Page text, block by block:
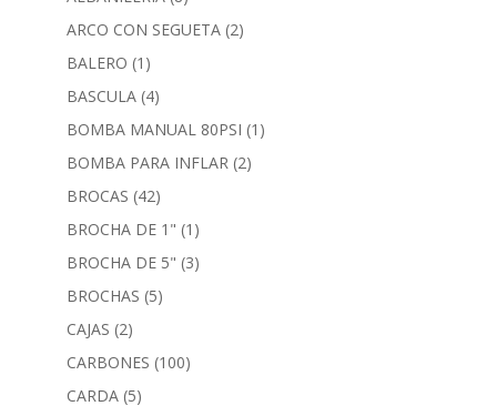
ARCO CON SEGUETA (2)
BALERO (1)
BASCULA (4)
BOMBA MANUAL 80PSI (1)
BOMBA PARA INFLAR (2)
BROCAS (42)
BROCHA DE 1" (1)
BROCHA DE 5" (3)
BROCHAS (5)
CAJAS (2)
CARBONES (100)
CARDA (5)